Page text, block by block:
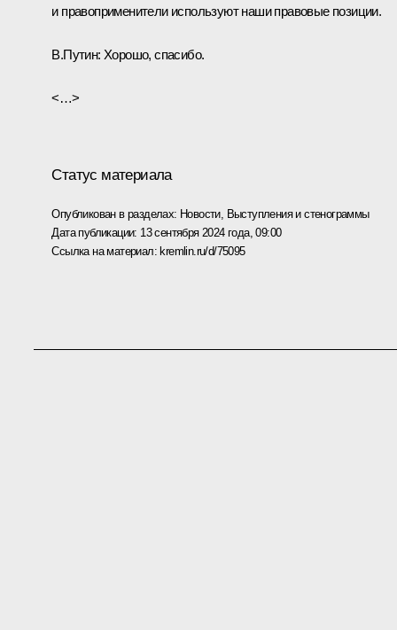
и правоприменители используют наши правовые позиции.
В.Путин: Хорошо, спасибо.
<…>
Статус материала
Опубликован в разделах: Новости, Выступления и стенограммы
Дата публикации: 13 сентября 2024 года, 09:00
Ссылка на материал: kremlin.ru/d/75095